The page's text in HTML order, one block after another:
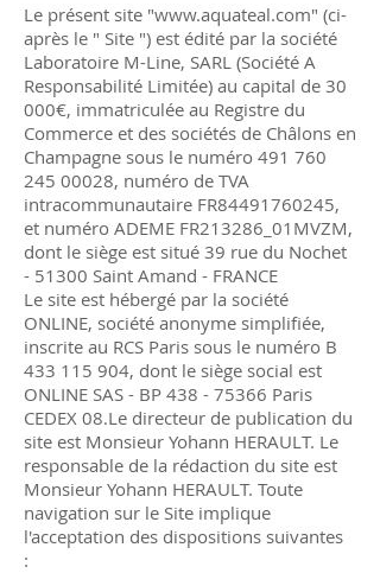
Le présent site "www.aquateal.com" (ci-
après le " Site ") est édité par la société
Laboratoire M-Line, SARL (Société A
Responsabilité Limitée) au capital de 30
000€, immatriculée au Registre du
Commerce et des sociétés de Châlons en
Champagne sous le numéro 491 760
245 00028, numéro de TVA
intracommunautaire FR84491760245,
et numéro ADEME FR213286_01MVZM,
dont le siège est situé 39 rue du Nochet
- 51300 Saint Amand - FRANCE
Le site est hébergé par la société
ONLINE, société anonyme simplifiée,
inscrite au RCS Paris sous le numéro B
433 115 904, dont le siège social est
ONLINE SAS - BP 438 - 75366 Paris
CEDEX 08.Le directeur de publication du
site est Monsieur Yohann HERAULT. Le
responsable de la rédaction du site est
Monsieur Yohann HERAULT. Toute
navigation sur le Site implique
l'acceptation des dispositions suivantes
: